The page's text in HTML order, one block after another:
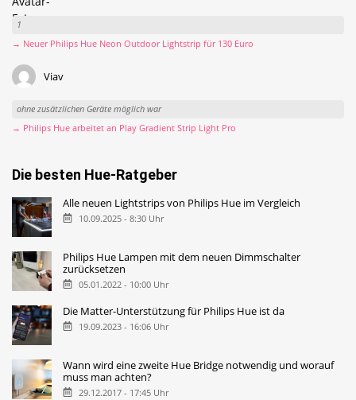
1
→ Neuer Philips Hue Neon Outdoor Lightstrip für 130 Euro
Viav
ohne zusätzlichen Geräte möglich war
→ Philips Hue arbeitet an Play Gradient Strip Light Pro
Die besten Hue-Ratgeber
Alle neuen Lightstrips von Philips Hue im Vergleich
10.09.2025 - 8:30 Uhr
Philips Hue Lampen mit dem neuen Dimmschalter
zurücksetzen
05.01.2022 - 10:00 Uhr
Die Matter-Unterstützung für Philips Hue ist da
19.09.2023 - 16:06 Uhr
Wann wird eine zweite Hue Bridge notwendig und worauf
muss man achten?
29.12.2017 - 17:45 Uhr